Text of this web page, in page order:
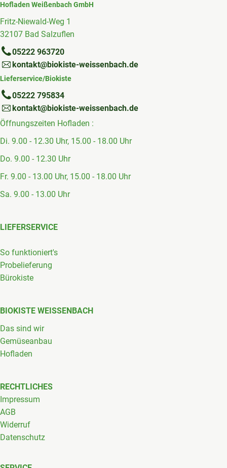
Hofladen Weißenbach GmbH
Fritz-Niewald-Weg 1
32107 Bad Salzuflen
05222 963720
kontakt@biokiste-weissenbach.de
Lieferservice/Biokiste
05222 795834
kontakt@biokiste-weissenbach.de
Öffnungszeiten Hofladen :
Di. 9.00 - 12.30 Uhr, 15.00 - 18.00 Uhr
Do. 9.00 - 12.30 Uhr
Fr. 9.00 - 13.00 Uhr, 15.00 - 18.00 Uhr
Sa. 9.00 - 13.00 Uhr
LIEFERSERVICE
So funktioniert's
Probelieferung
Bürokiste
BIOKISTE WEISSENBACH
Das sind wir
Gemüseanbau
Hofladen
RECHTLICHES
Impressum
AGB
Widerruf
Datenschutz